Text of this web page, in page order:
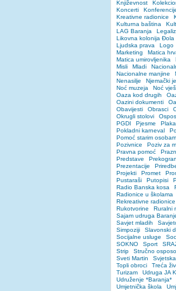
Književnost
Koncerti
Kreativne radionice
Kulturna baština
LAG Baranja
Likovna kolonija Đola
Ljudska prava
Logo
Marketing
Matica
Matica umirovljenika
Misli
Mladi
Nacionalne manjine
Nenasilje
Njemački
Noć muzeja
Noć
Oaza kod drugih
Oazini dokumenti
Obavijesti
Obrasci
Okrugli stolovi
PGDI
Pjesme
Pokladni karneval
Pomoć starim
Pozivnice
Poziv za
Pravna pomoć
Predstave
Prezentacije
Projekti
Promet
Pustaraši
Putopisi
Radio Banska kosa
Radionice u školama
Rekreativne radionice
Rukotvorine
Ruralni
Sajam udruga
Savjet mladih
Simpoziji
Slavonski
Socijalne usluge
SOKNO
Sport
Strip
Stručno
Sveti Martin
Topli obroci
Treća
Turizam
Udruga JA
Udruženje *Baranja*
Umjetnička škola